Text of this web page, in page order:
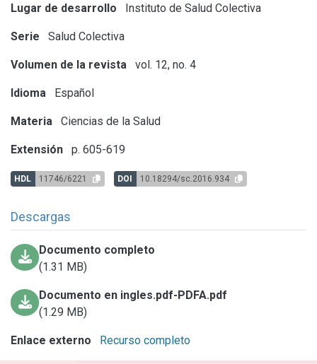
Lugar de desarrollo Instituto de Salud Colectiva
Serie Salud Colectiva
Volumen de la revista vol. 12, no. 4
Idioma Español
Materia Ciencias de la Salud
Extensión p. 605-619
HDL 11746/6221 DOI 10.18294/sc.2016.934
Descargas
Documento completo
(1.31 MB)
Documento en ingles.pdf-PDFA.pdf
(1.29 MB)
Enlace externo Recurso completo